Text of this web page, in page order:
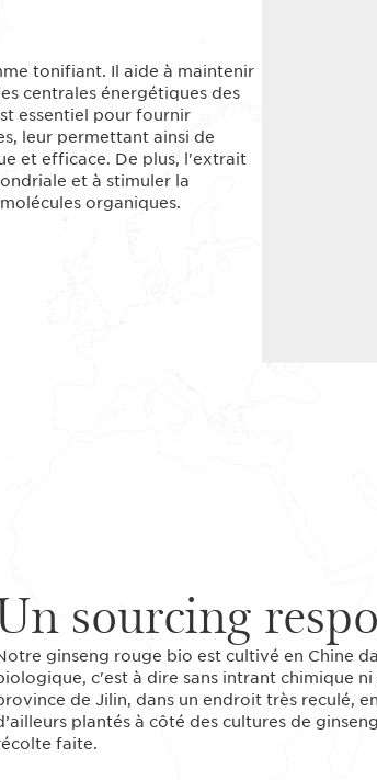
tonifiant. Il aide à maintenir
centrales énergétiques des
essentiel pour fournir
leur permettant ainsi de
et efficace. De plus, l'extrait
et à stimuler la
organiques.
sourcing
ginseng rouge bio est cultivé en Chine
c'est à dire sans intrant chimique
de Jilin, dans un endroit très reculé,
plantés à côté des cultures de
faite.